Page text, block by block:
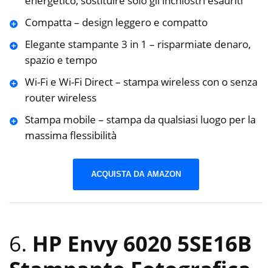
Compatta – design leggero e compatto
Elegante stampante 3 in 1 – risparmiate denaro,
spazio e tempo
Wi-Fi e Wi-Fi Direct – stampa wireless con o senza
router wireless
Stampa mobile – stampa da qualsiasi luogo per la
massima flessibilità
ACQUISTA DA AMAZON
6. HP Envy 6020 5SE16B